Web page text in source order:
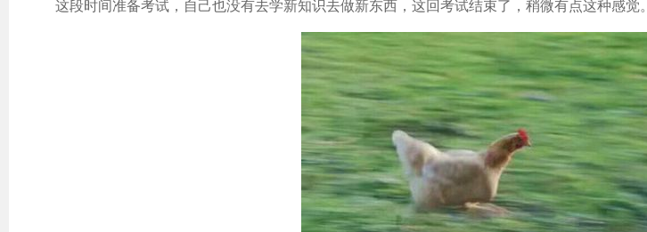
这段时间准备考试，自己也没有去学新知识去做新东西，这回考试结束了，稍微有点这种感觉。